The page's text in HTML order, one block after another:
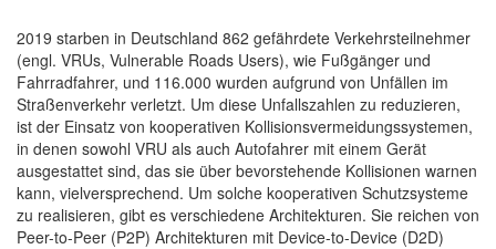
2019 starben in Deutschland 862 gefährdete Verkehrsteilnehmer
(engl. VRUs, Vulnerable Roads Users), wie Fußgänger und
Fahrradfahrer, und 116.000 wurden aufgrund von Unfällen im
Straßenverkehr verletzt. Um diese Unfallszahlen zu reduzieren,
ist der Einsatz von kooperativen Kollisionsvermeidungssystemen,
in denen sowohl VRU als auch Autofahrer mit einem Gerät
ausgestattet sind, das sie über bevorstehende Kollisionen warnen
kann, vielversprechend. Um solche kooperativen Schutzsysteme
zu realisieren, gibt es verschiedene Architekturen. Sie reichen von
Peer-to-Peer (P2P) Architekturen mit Device-to-Device (D2D)